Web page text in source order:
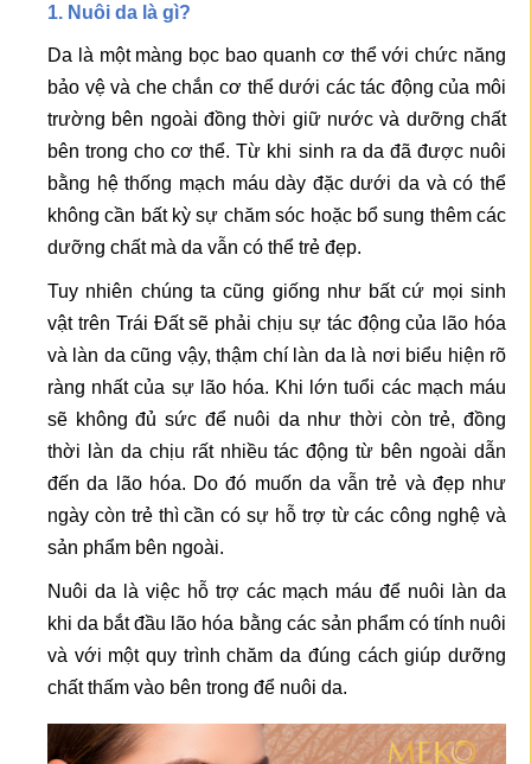
1. Nuôi da là gì?
Da là một màng bọc bao quanh cơ thể với chức năng
bảo vệ và che chắn cơ thể dưới các tác động của môi
trường bên ngoài đồng thời giữ nước và dưỡng chất
bên trong cho cơ thể. Từ khi sinh ra da đã được nuôi
bằng hệ thống mạch máu dày đặc dưới da và có thể
không cần bất kỳ sự chăm sóc hoặc bổ sung thêm các
dưỡng chất mà da vẫn có thể trẻ đẹp.
Tuy nhiên chúng ta cũng giống như bất cứ mọi sinh
vật trên Trái Đất sẽ phải chịu sự tác động của lão hóa
và làn da cũng vậy, thậm chí làn da là nơi biểu hiện rõ
ràng nhất của sự lão hóa. Khi lớn tuổi các mạch máu
sẽ không đủ sức để nuôi da như thời còn trẻ, đồng
thời làn da chịu rất nhiều tác động từ bên ngoài dẫn
đến da lão hóa. Do đó muốn da vẫn trẻ và đẹp như
ngày còn trẻ thì cần có sự hỗ trợ từ các công nghệ và
sản phẩm bên ngoài.
Nuôi da là việc hỗ trợ các mạch máu để nuôi làn da
khi da bắt đầu lão hóa bằng các sản phẩm có tính nuôi
và với một quy trình chăm da đúng cách giúp dưỡng
chất thấm vào bên trong để nuôi da.